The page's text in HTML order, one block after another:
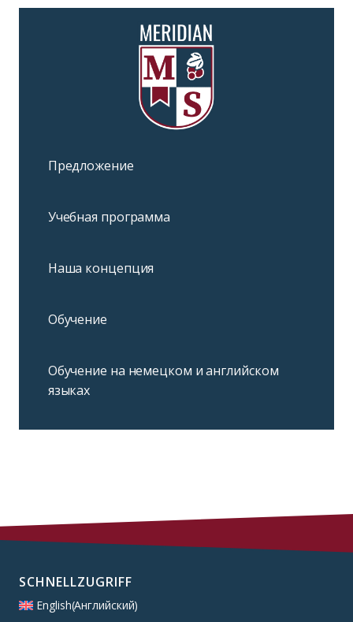
Предложение
Учебная программа
Наша концепция
Обучение
Обучение на немецком и английском
языках
SCHNELLZUGRIFF
English(Английский)